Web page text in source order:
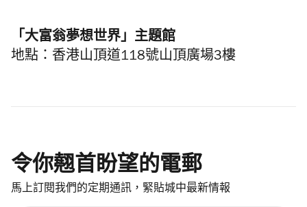
「大富翁夢想世界」主題館
地點：香港山頂道118號山頂廣場3樓
令你翹首盼望的電郵
馬上訂閱我們的定期通訊，緊貼城中最新情報